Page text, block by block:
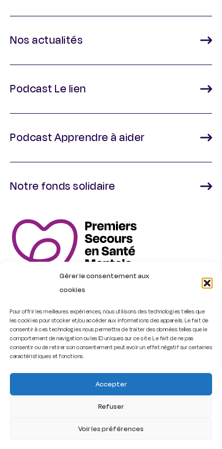
Gérer le consentement aux
cookies
Pour offrir les meilleures expériences, nous utilisons des technologies telles que
les cookies pour stocker et/ou accéder aux informations des appareils. Le fait de
consentir à ces technologies nous permettra de traiter des données telles que le
comportement de navigation ou les ID uniques sur ce site. Le fait de ne pas
consentir ou de retirer son consentement peut avoir un effet négatif sur certaines
caractéristiques et fonctions.
Accepter
Refuser
Voir les préférences
Filtrer
Trouver une formation
Contact
Nos actualités
Podcast Le lien
Podcast Apprendre à aider
Notre fonds solidaire